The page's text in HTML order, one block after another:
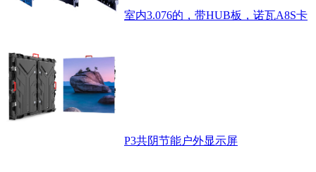
室内3.076的，带HUB板，诺瓦A8S卡
P3共阴节能户外显示屏